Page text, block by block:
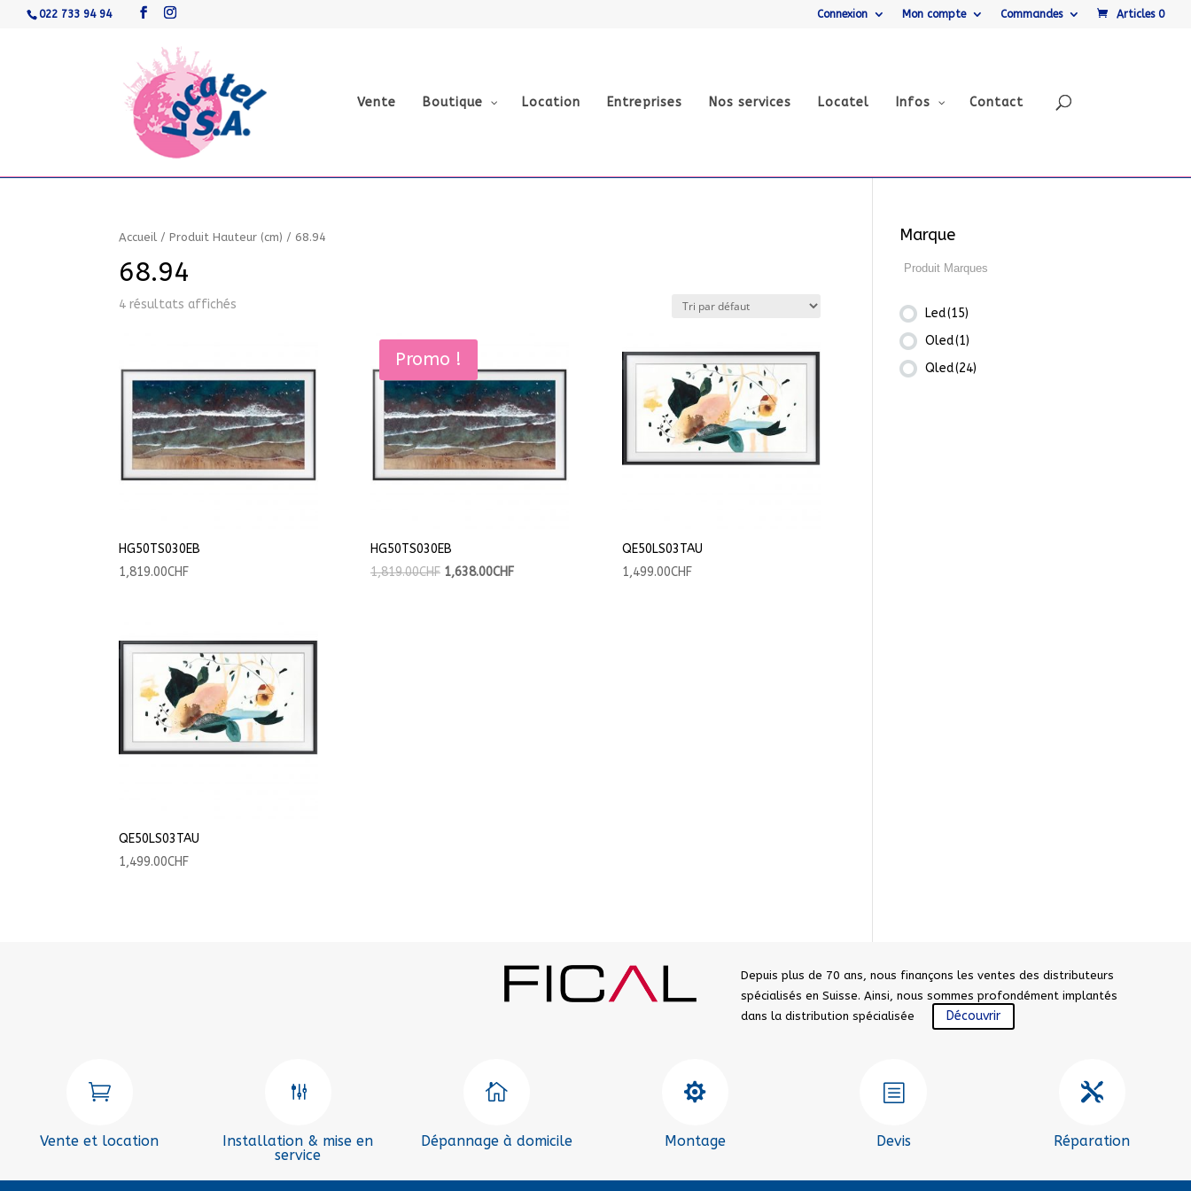
022 733 94 94 Connexion Mon compte Commandes Articles 0
Vente Boutique Location Entreprises Nos services Locatel Infos Contact
Accueil /Produit Hauteur (cm) / 68.94
68.94
4 résultats affichés
HG50TS030EB
1,819.00CHF
Promo !
HG50TS030EB
1,819.00CHF 1,638.00CHF
QE50LS03TAU
1,499.00CHF
QE50LS03TAU
1,499.00CHF
Marque
Led(15)
Oled(1)
Qled(24)
Depuis plus de 70 ans, nous finançons les ventes des distributeurs
spécialisés en Suisse. Ainsi, nous sommes profondément implantés
dans la distribution spécialisée
Découvrir

Vente et location
g
Installation & mise en
service

Dépannage à domicile

Montage
b
Devis

Réparation